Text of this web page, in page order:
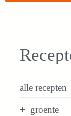
alle recepten
groente